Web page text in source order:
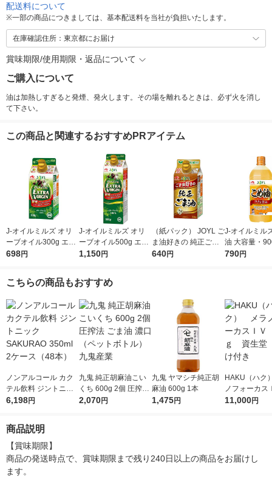
配送料について
※一部の商品につきましては、基本配送料を当社が負担いたします。
在庫確認住所：東京都にお届け
賞味期限/使用期限・返品について
ご購入について
油は加熱しすぎると発煙、発火します。その場を離れるときは、必ず火を消し
て下さい。
この商品と関連するおすすめPRアイテム
J-オイルミルズ オリ
ーブオイル300g エキ
ストラバージン スペ
L
698円
J-オイルミルズ オリ
ーブオイル500g エキ
ストラバージン スペ
L
1,150円
（紙パック） JOYL ご
ま油好きの 純正ごま
油 300g 1本 味の素 J-
640円
J-オイルミル
油 大容量・
ト 1本 JOYL
790円
こちらの商品もおすすめ
ノンアルコール カク
テル飲料 ジントニッ
ク SAKURAO 350ml
6,198円
九鬼 純正胡麻油こい
くち 600g 2個 圧搾法
ごま油 濃口（ペット
2,070円
九鬼 ヤマシチ純正胡
麻油 600g 1本
1,475円
HAKU（ハ
ノフォーカ
5ｇ 資生堂
11,000円
商品説明
【賞味期限】
商品の発送時点で、賞味期限まで残り240日以上の商品をお届けし
ます。